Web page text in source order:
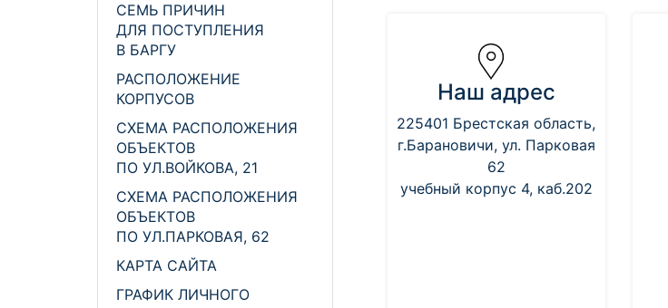
СЕМЬ ПРИЧИН
ДЛЯ ПОСТУПЛЕНИЯ
В БАРГУ
РАСПОЛОЖЕНИЕ
КОРПУСОВ
СХЕМА РАСПОЛОЖЕНИЯ
ОБЪЕКТОВ
ПО УЛ.ВОЙКОВА, 21
СХЕМА РАСПОЛОЖЕНИЯ
ОБЪЕКТОВ
ПО УЛ.ПАРКОВАЯ, 62
КАРТА САЙТА
ГРАФИК ЛИЧНОГО
Наш адрес
225401 Брестская область,
г.Барановичи, ул. Парковая
62
учебный корпус 4, каб.202